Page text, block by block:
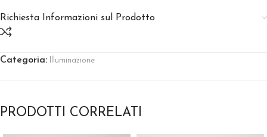
Richiesta Informazioni sul Prodotto
Categoria: Illuminazione
PRODOTTI CORRELATI